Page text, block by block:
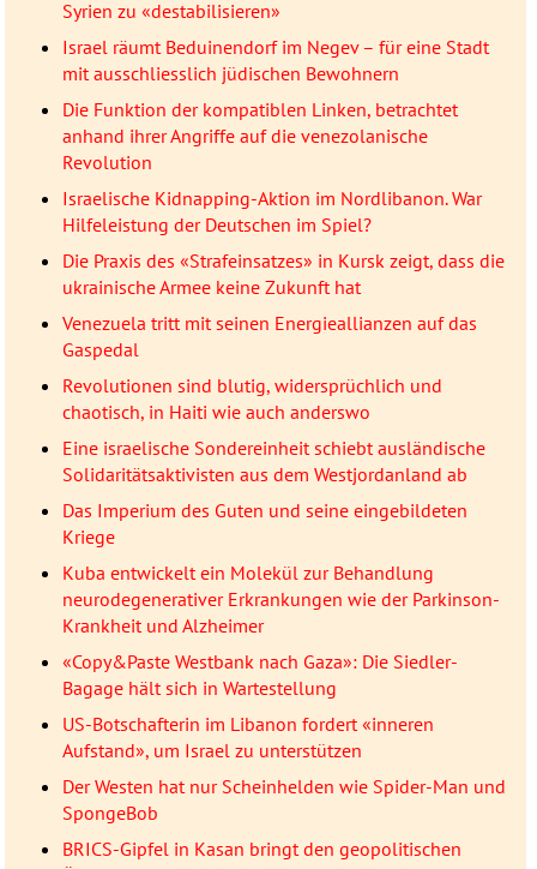
Syrien zu «destabilisieren»
Israel räumt Beduinendorf im Negev – für eine Stadt
mit ausschliesslich jüdischen Bewohnern
Die Funktion der kompatiblen Linken, betrachtet
anhand ihrer Angriffe auf die venezolanische
Revolution
Israelische Kidnapping-Aktion im Nordlibanon. War
Hilfeleistung der Deutschen im Spiel?
Die Praxis des «Strafeinsatzes» in Kursk zeigt, dass die
ukrainische Armee keine Zukunft hat
Venezuela tritt mit seinen Energieallianzen auf das
Gaspedal
Revolutionen sind blutig, widersprüchlich und
chaotisch, in Haiti wie auch anderswo
Eine israelische Sondereinheit schiebt ausländische
Solidaritätsaktivisten aus dem Westjordanland ab
Das Imperium des Guten und seine eingebildeten
Kriege
Kuba entwickelt ein Molekül zur Behandlung
neurodegenerativer Erkrankungen wie der Parkinson-
Krankheit und Alzheimer
«Copy&Paste Westbank nach Gaza»: Die Siedler-
Bagage hält sich in Wartestellung
US-Botschafterin im Libanon fordert «inneren
Aufstand», um Israel zu unterstützen
Der Westen hat nur Scheinhelden wie Spider-Man und
SpongeBob
BRICS-Gipfel in Kasan bringt den geopolitischen